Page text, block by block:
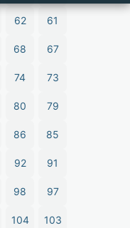
61
62
67
68
73
74
79
80
85
86
91
92
97
98
103
104